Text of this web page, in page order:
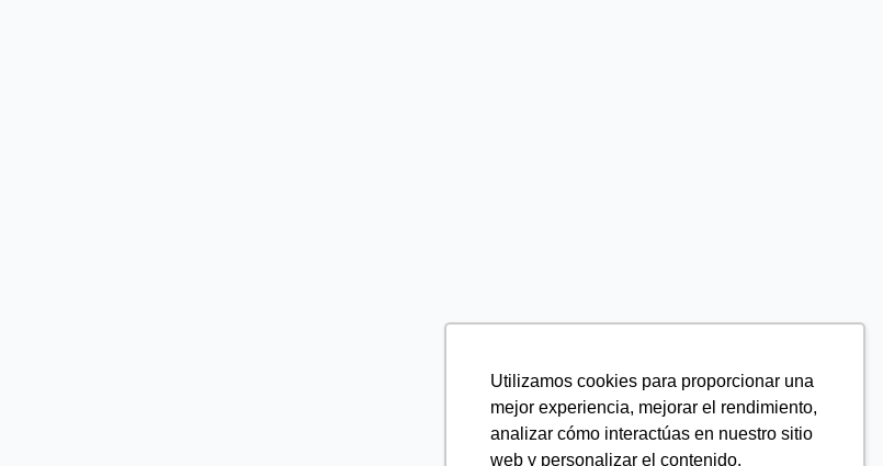
Utilizamos cookies para proporcionar una
mejor experiencia, mejorar el rendimiento,
analizar cómo interactúas en nuestro sitio
web y personalizar el contenido.